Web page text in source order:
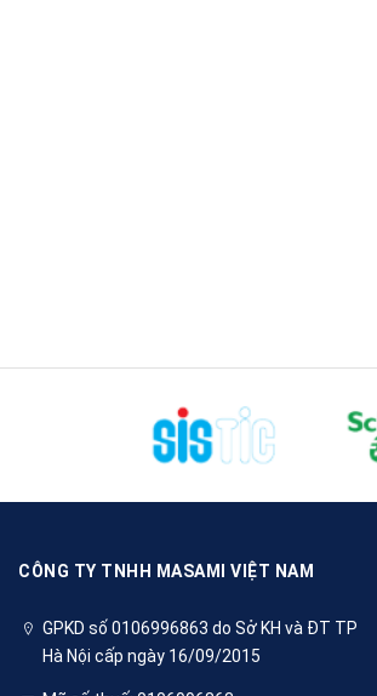
CÔNG TY TNHH MASAMI VIỆT NAM
GPKD số 0106996863 do Sở KH và ĐT TP
Hà Nội cấp ngày 16/09/2015